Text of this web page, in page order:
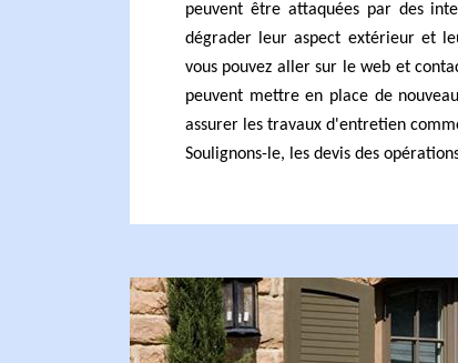
peuvent être attaquées par des
dégrader leur aspect extérieur et
vous pouvez aller sur le web et
peuvent mettre en place de
assurer les travaux d'entretien
Soulignons-le, les devis des